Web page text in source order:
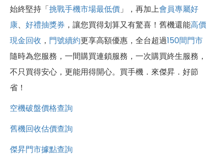
始終堅持「挑戰手機市場最低價 」，再加上會員專屬好
康、 好禮抽獎券 ，讓您買得划算又有驚喜！舊機還能高價
現金回收 ， 門號續約更享高額優惠，全台超過150間門市
隨時為您服務，一間購買連鎖服務，一次購買終生服務，
不只買得安心，更能用得開心。買手機．來傑昇．好節
省！
空機破盤價格查詢
舊機回收估價查詢
傑昇門市據點查詢